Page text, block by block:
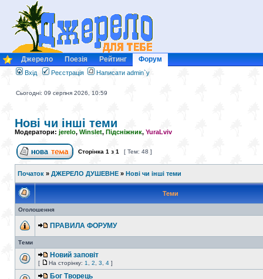
Джерело Поезія Рейтинг Форум
Вхід Реєстрація Написати admin`у
Сьогодні: 09 серпня 2026, 10:59
Нові чи інші теми
Модератори: jerelo, Winslet, Підсніжник, YuraLviv
Сторінка 1 з 1 [ Тем: 48 ]
Початок » ДЖЕРЕЛО ДУШЕВНЕ » Нові чи інші теми
Теми
Оголошення
ПРАВИЛА ФОРУМУ
Теми
Новий заповіт
[ На сторінку: 1 2 3 4 ]
Бог Творець